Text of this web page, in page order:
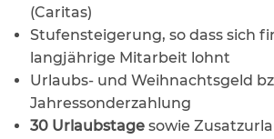
(Caritas)
Stufensteigerung, so dass sich
langjährige Mitarbeit lohnt
Urlaubs- und Weihnachtsgeld
Jahressonderzahlung
30 Urlaubstage sowie